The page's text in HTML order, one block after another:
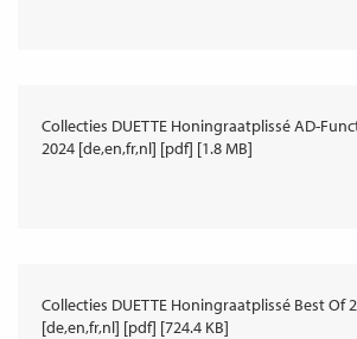
Collecties DUETTE Honingraatplissé AD-
2024 [de,en,fr,nl] [pdf] [1.8 MB]
Collecties DUETTE Honingraatplissé Best Of
[de,en,fr,nl] [pdf] [724.4 KB]